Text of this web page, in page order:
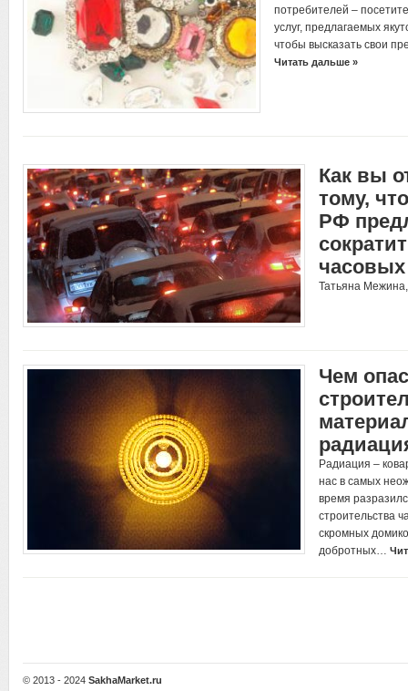
потребителей –
услуг, предлагаемых
чтобы высказать свои
Читать дальше »
Как вы
тому,
РФ
Татьяна
Чем
Радиация –
нас в самых
время
строительства
скромных
добротных…
© 2013 - 2024 SakhaMarket.ru